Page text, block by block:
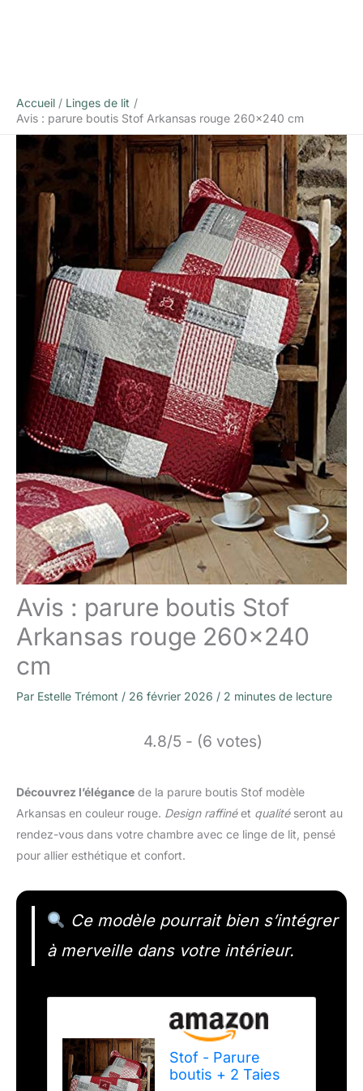
Accueil
Linges de lit
Avis : parure boutis Stof Arkansas rouge 260×240 cm
Avis : parure boutis Stof
Arkansas rouge 260×240
cm
Par Estelle Trémont / 26 février 2026 / 2 minutes de lecture
4.8/5 - (6 votes)
Découvrez l’élégance de la parure boutis Stof modèle
Arkansas en couleur rouge. Design raffinéet qualitéseront au
rendez-vous dans votre chambre avec ce linge de lit, pensé
pour allier esthétique et confort.
Ce modèle pourrait bien s’intégrer
à merveille dans votre intérieur.
Stof - Parure
boutis + 2 Taies